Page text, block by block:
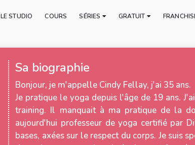
LE STUDIO COURS SÉRIES GRATUIT
Sa biographie
Bonjour, je m'appelle Cindy Fellay, j'ai 35 ans.
Je pratique le yoga depuis l'âge de 19 ans.
training. Il manquait à ma pratique de la
aujourd'hui professeur de yoga certifié par
bases, axées sur le respect du corps. Je suis